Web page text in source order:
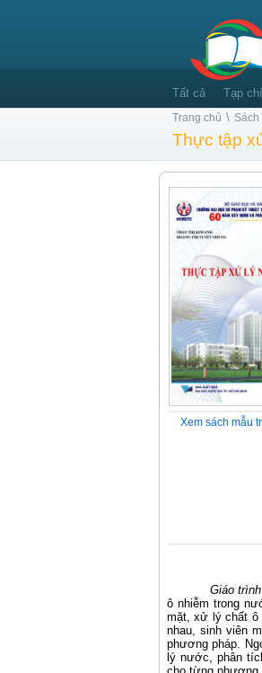
Tất cả Tạp chí
Trang chủ \ Sách
Thực tập
Xem sách mẫu
Giáo
ô nhiễm trong
mặt, xử lý chất ô
nhau, sinh viên
phương pháp.
lý nước, phân